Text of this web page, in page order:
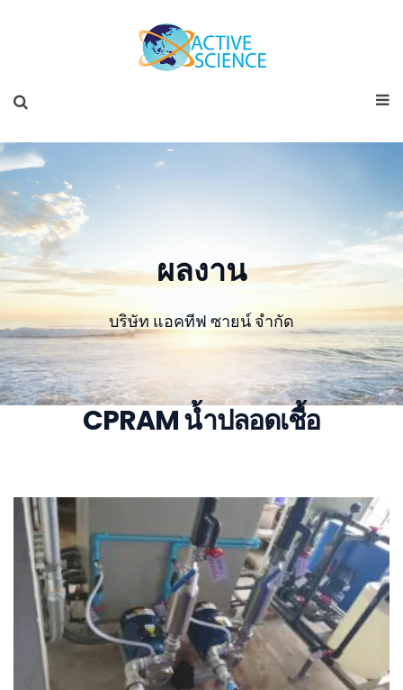
ผลงาน
บริษัท แอคทีฟ ซายน์ จำกัด
CPRAM น้ำปลอดเชื้อ